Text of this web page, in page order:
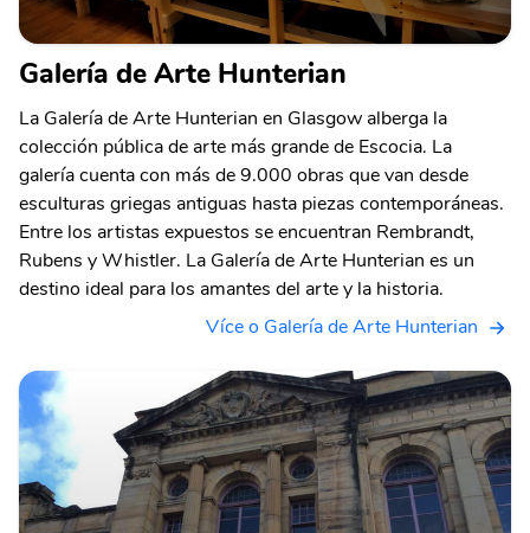
Galería de Arte Hunterian
La Galería de Arte Hunterian en Glasgow alberga la
colección pública de arte más grande de Escocia. La
galería cuenta con más de 9.000 obras que van desde
esculturas griegas antiguas hasta piezas contemporáneas.
Entre los artistas expuestos se encuentran Rembrandt,
Rubens y Whistler. La Galería de Arte Hunterian es un
destino ideal para los amantes del arte y la historia.
Více o Galería de Arte Hunterian